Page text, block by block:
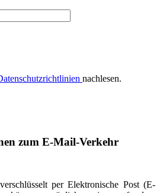
nachlesen.
zum E-Mail-Verkehr
per Elektronische Post (E-